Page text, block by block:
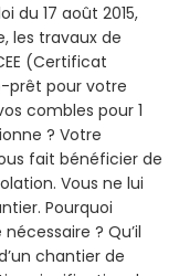
du 17 août 2015,
les travaux de
(Certificat
prêt pour votre
combles pour 1
? Votre
fait bénéficier de
Vous ne lui
Pourquoi
? Qu’il
chantier de